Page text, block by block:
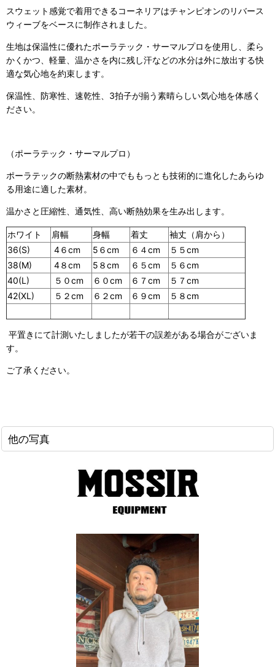
スウェット感覚で着用できるコーネリアはチャンピオンのリバース
ウィーブをベースに制作されました。
生地は保温性に優れたポーラテック・サーマルプロを使用し、柔ら
かくかつ、軽量、温かさを内に残し汗などの水分は外に放出する快
適な気心地を約束します。
保温性、防寒性、速乾性、3拍子が揃う素晴らしい気心地を体感く
ださい。
（ポーラテック・サーマルプロ）
ポーラテックの断熱素材の中でももっとも技術的に進化したあらゆ
る用途に適した素材。
温かさと圧縮性、通気性、高い断熱効果を生み出します。
ホワイト 肩幅 身幅 着丈
袖丈（肩から）
36(S)
4６cm 5６cm ６４cm
５５cm
38(M)
4８cm 5８cm ６５cm
５６cm
40(L)
５０cm ６０cm ６７cm
５７cm
42(XL)
５２cm ６２cm ６９cm ５８cm
平置きにて計測いたしましたが若干の誤差がある場合がございま
す。
ご了承ください。
他の写真